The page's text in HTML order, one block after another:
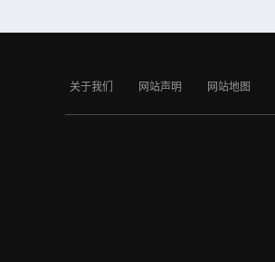
关于我们 网站声明 网站地图